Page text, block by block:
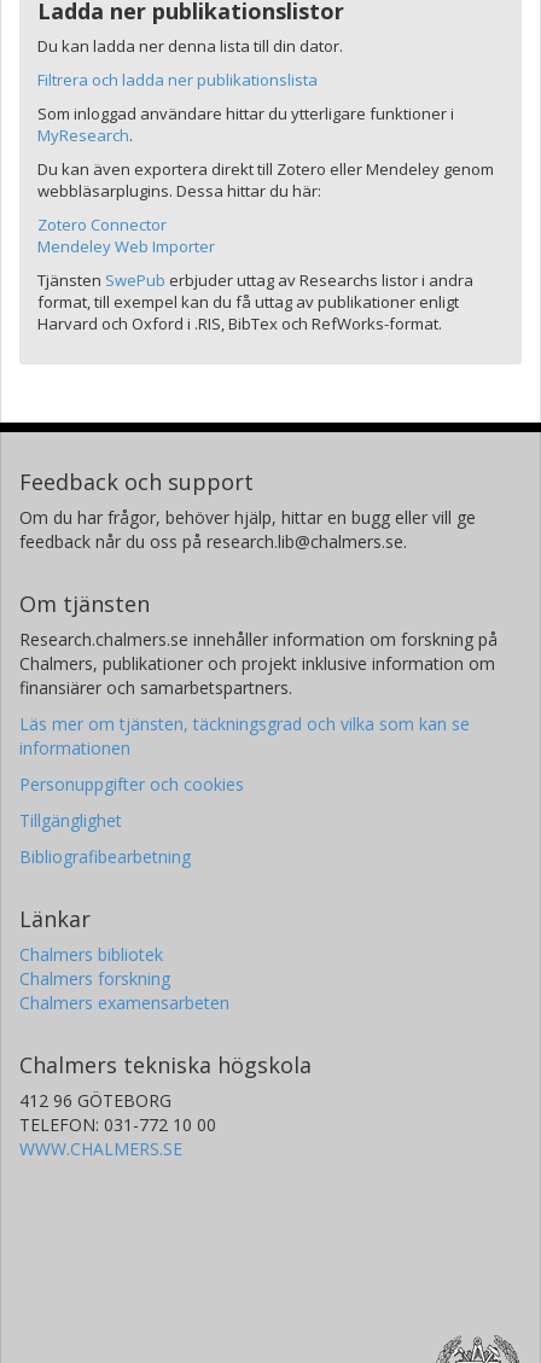
Ladda ner publikationslistor
Du kan ladda ner denna lista till din dator.
Filtrera och ladda ner publikationslista
Som inloggad användare hittar du ytterligare funktioner i
MyResearch.
Du kan även exportera direkt till Zotero eller Mendeley genom
webbläsarplugins. Dessa hittar du här:
Zotero Connector
Mendeley Web Importer
Tjänsten SwePub erbjuder uttag av Researchs listor i andra
format, till exempel kan du få uttag av publikationer enligt
Harvard och Oxford i .RIS, BibTex och RefWorks-format.
Feedback och support
Om du har frågor, behöver hjälp, hittar en bugg eller vill ge
feedback når du oss på research.lib@chalmers.se.
Om tjänsten
Research.chalmers.se innehåller information om forskning på
Chalmers, publikationer och projekt inklusive information om
finansiärer och samarbetspartners.
Läs mer om tjänsten, täckningsgrad och vilka som kan se
informationen
Personuppgifter och cookies
Tillgänglighet
Bibliografibearbetning
Länkar
Chalmers bibliotek
Chalmers forskning
Chalmers examensarbeten
Chalmers tekniska högskola
412 96 GÖTEBORG
TELEFON: 031-772 10 00
WWW.CHALMERS.SE